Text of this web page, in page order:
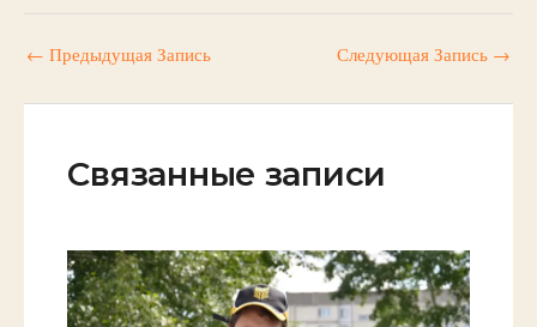
← Предыдущая Запись Следующая Запись →
Связанные записи